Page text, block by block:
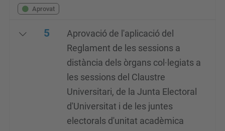
Aprovat
5
Aprovació de l'aplicació del
Reglament de les sessions a
distància dels òrgans col·legiats a
les sessions del Claustre
Universitari, de la Junta Electoral
d'Universitat i de les juntes
electorals d'unitat acadèmica